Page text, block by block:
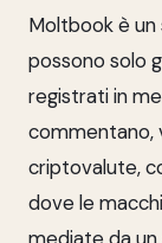
Moltbook è
possono solo
registrati in
commentano,
criptovalute,
dove le
mediate da